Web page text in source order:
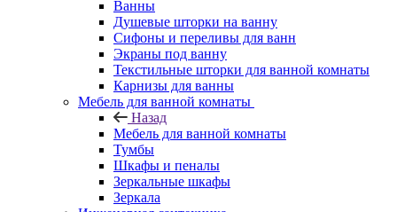
Ванны
Душевые шторки на ванну
Сифоны и переливы для ванн
Экраны под ванну
Текстильные шторки для ванной комнаты
Карнизы для ванны
Мебель для ванной комнаты
Назад
Мебель для ванной комнаты
Тумбы
Шкафы и пеналы
Зеркальные шкафы
Зеркала